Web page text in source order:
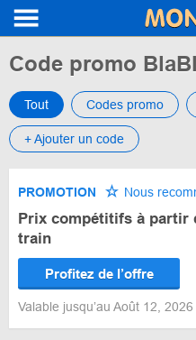
Code promo
Tout Codes promo
+ Ajouter un code
PROMOTION Nous
Prix compétitifs à partir
train
Profitez de l’offre
Valable jusqu’au Août 12, 2026